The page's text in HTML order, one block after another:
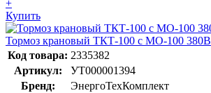
+
Купить
Тормоз крановый ТКТ-100 с МО-100 380В
Код товара: 2335382
Артикул:
УТ000001394
Бренд:
ЭнергоТехКомплект